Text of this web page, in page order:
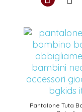
Pantalone Tuta